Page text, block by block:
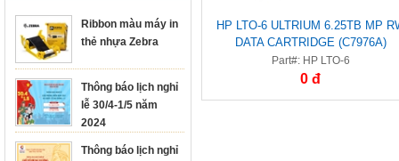
Ribbon màu máy in
thẻ nhựa Zebra
Thông báo lịch nghỉ
lễ 30/4-1/5 năm
2024
Thông báo lịch nghỉ
HP LTO-6 ULTRIUM 6.25TB MP
DATA CARTRIDGE (C7976A)
Part#: HP LTO-6
0 đ